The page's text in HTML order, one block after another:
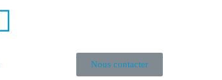
Nous contacter